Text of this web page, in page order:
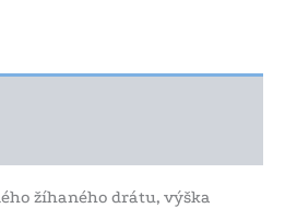
žíhaného drátu, výška